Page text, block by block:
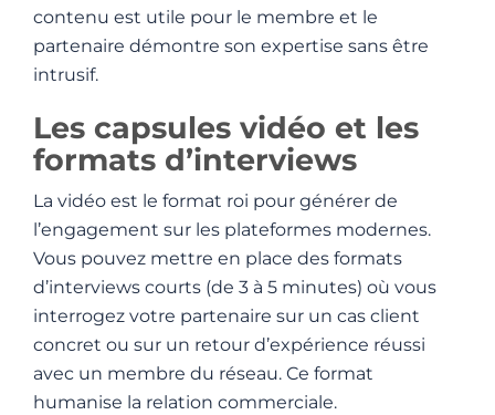
contenu est utile pour le membre et le
partenaire démontre son expertise sans être
intrusif.
Les capsules vidéo et les
formats d’interviews
La vidéo est le format roi pour générer de
l’engagement sur les plateformes modernes.
Vous pouvez mettre en place des formats
d’interviews courts (de 3 à 5 minutes) où vous
interrogez votre partenaire sur un cas client
concret ou sur un retour d’expérience réussi
avec un membre du réseau. Ce format
humanise la relation commerciale.